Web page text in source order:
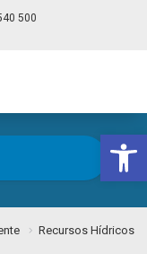
500
Recursos Hídricos